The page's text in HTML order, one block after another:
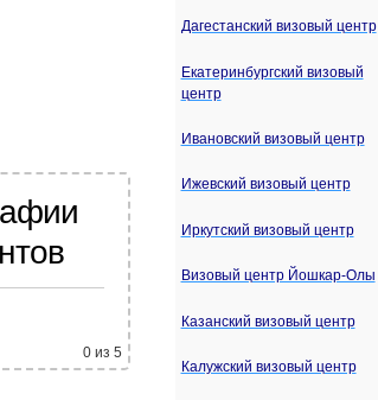
0из 5
Дагестанский визовый центр
Екатеринбургский визовый
центр
Ивановский визовый центр
Ижевский визовый центр
Иркутский визовый центр
Визовый центр Йошкар-Олы
Казанский визовый центр
Калужский визовый центр